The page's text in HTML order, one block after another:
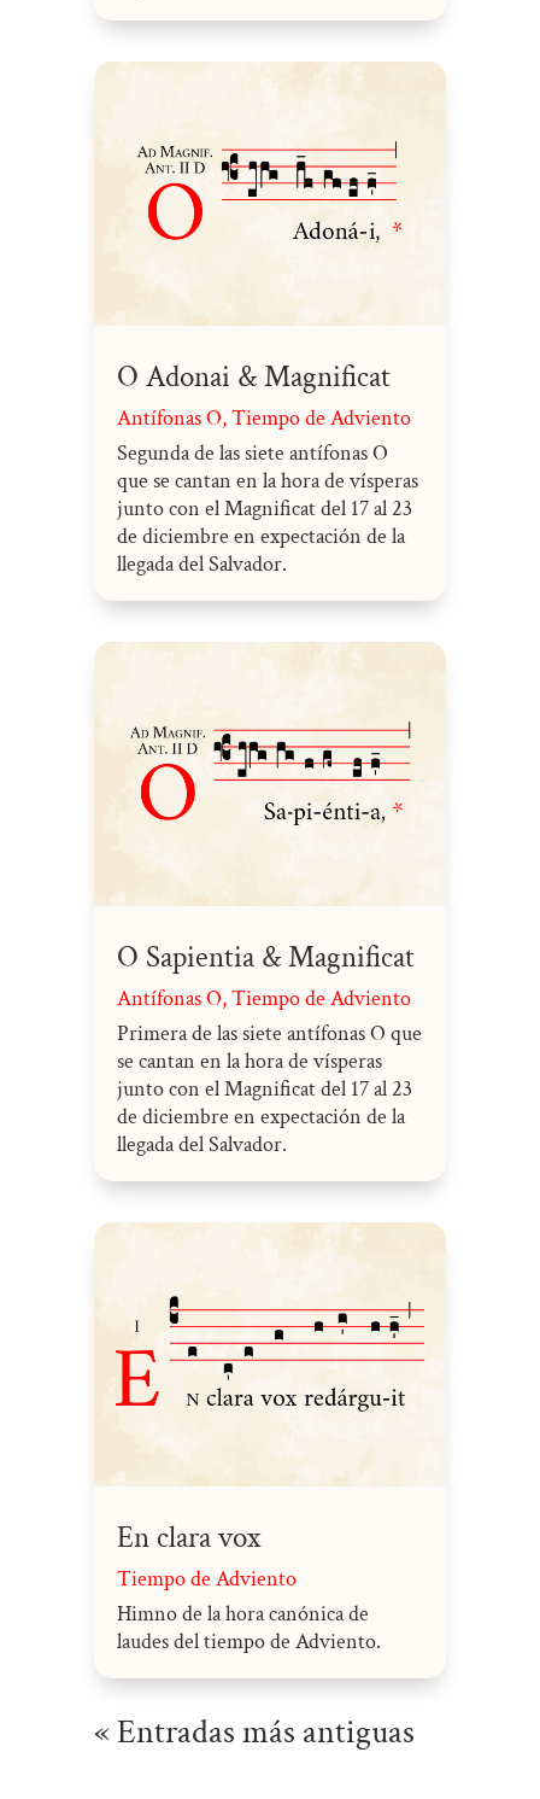
O Adonai & Magnificat
Antífonas O,Tiempo de Adviento
Segunda de las siete antífonas O
que se cantan en la hora de vísperas
junto con el Magnificat del 17 al 23
de diciembre en expectación de la
llegada del Salvador.
O Sapientia & Magnificat
Antífonas O,Tiempo de Adviento
Primera de las siete antífonas O que
se cantan en la hora de vísperas
junto con el Magnificat del 17 al 23
de diciembre en expectación de la
llegada del Salvador.
En clara vox
Tiempo de Adviento
Himno de la hora canónica de
laudes del tiempo de Adviento.
« Entradas más antiguas